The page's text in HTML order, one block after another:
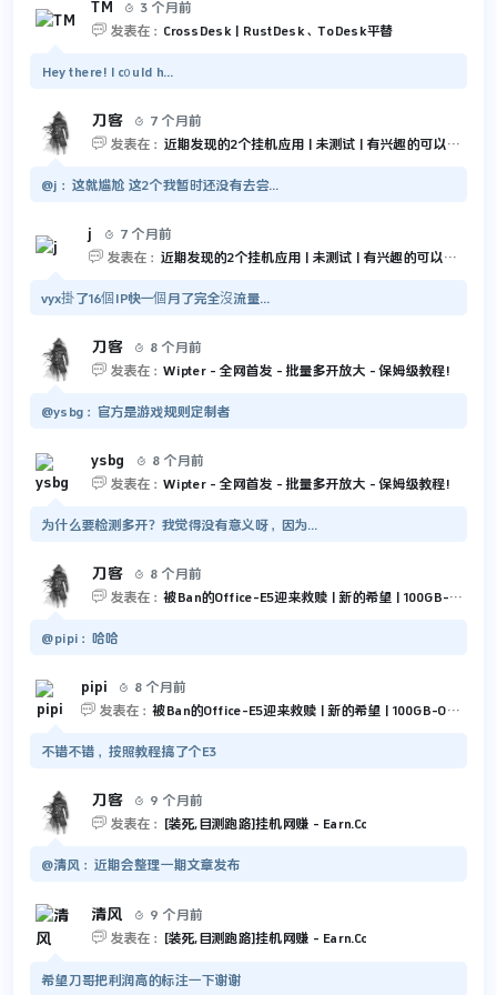
TM 
3 个月前
 发表在： CrossDesk | RustDesk、ToDesk平替
Hey there! I c᧐uld h...
刀客 
7 个月前
 发表在： 近期发现的2个挂机应用 | 未测试 | 有兴趣的可以尝试一下
@j：这就尴尬 这2个我暂时还没有去尝...
j 
7 个月前
 发表在： 近期发现的2个挂机应用 | 未测试 | 有兴趣的可以尝试一下
vyx掛了16個IP快一個月了完全沒流量...
刀客 
8 个月前
 发表在： Wipter - 全网首发 - 批量多开放大 - 保姆级教程!
@ysbg：官方是游戏规则定制者
ysbg 
8 个月前
 发表在： Wipter - 全网首发 - 批量多开放大 - 保姆级教程!
为什么要检测多开？我觉得没有意义呀，因为...
刀客 
8 个月前
 发表在： 被Ban的Office-E5迎来救赎 | 新的希望 | 100GB-Outlook 和 5TB-OneDrive
@pipi：哈哈
pipi 
8 个月前
 发表在： 被Ban的Office-E5迎来救赎 | 新的希望 | 100GB-Outlook 和 5TB-OneDrive
不错不错，按照教程搞了个E3
刀客 
9 个月前
 发表在： [装死,目测跑路]挂机网赚 - Earn.Cc
@清风：近期会整理一期文章发布
清风 
9 个月前
 发表在： [装死,目测跑路]挂机网赚 - Earn.Cc
希望刀哥把利润高的标注一下谢谢